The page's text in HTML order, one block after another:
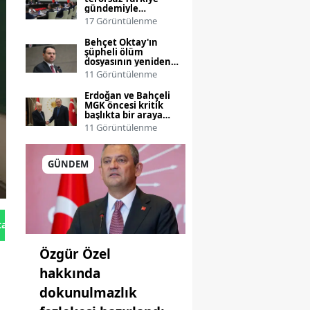
Gönder
gündemiyle
toplanıyor
17 Görüntülenme
Behçet Oktay'ın
şüpheli ölüm
dosyasının yeniden
incelenmesi talebi
Bakanlığa taşınıyor
11 Görüntülenme
Erdoğan ve Bahçeli
MGK öncesi kritik
başlıkta bir araya
geliyor
11 Görüntülenme
GÜNDEM
Özgür Özel
hakkında
dokunulmazlık